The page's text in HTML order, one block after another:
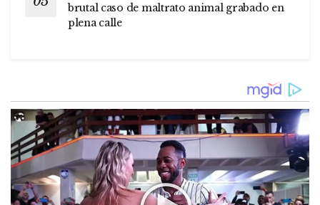
brutal caso de maltrato animal grabado en
plena calle